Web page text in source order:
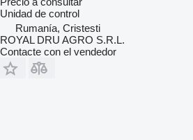
Unidad de control
Rumanía, Cristesti
ROYAL DRU AGRO S.R.L.
Contacte con el vendedor